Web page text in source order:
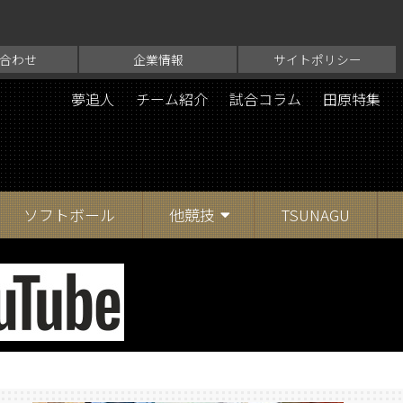
わせ 企業情報 サイトポリシー
夢追人 チーム紹介 試合コラム 田原特集
ソフトボール 他競技 TSUNAGU